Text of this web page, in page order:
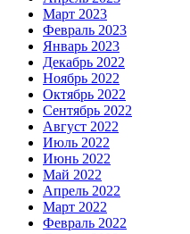
Март 2023
Февраль 2023
Январь 2023
Декабрь 2022
Ноябрь 2022
Октябрь 2022
Сентябрь 2022
Август 2022
Июль 2022
Июнь 2022
Май 2022
Апрель 2022
Март 2022
Февраль 2022